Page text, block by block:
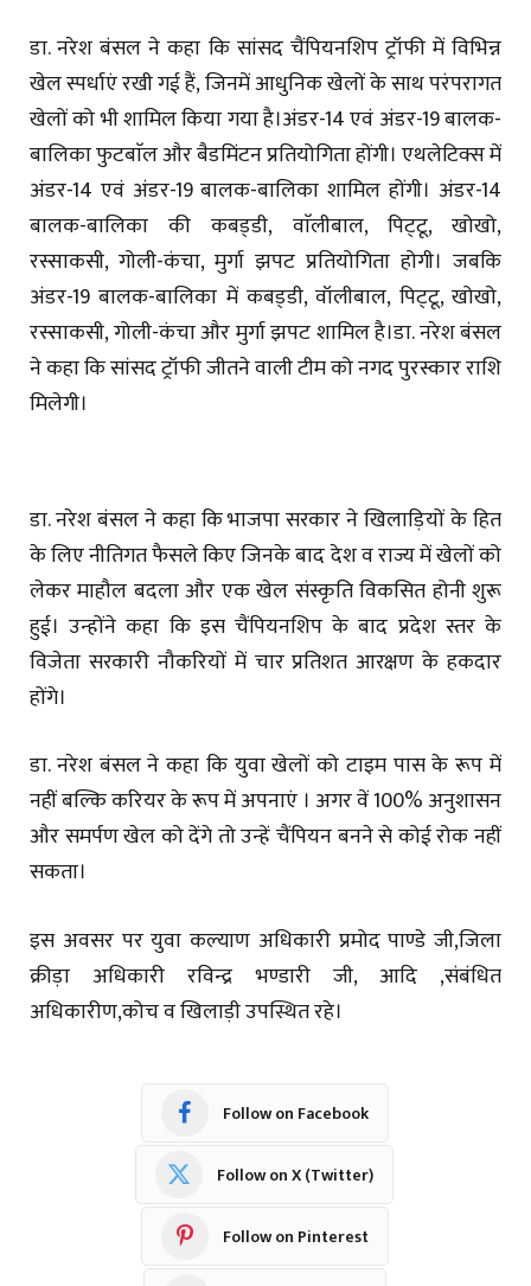
डा. नरेश बंसल ने कहा कि सांसद चैंपियनशिप ट्रॉफी में विभिन्न
खेल स्पर्धाएं रखी गई हैं, जिनमें आधुनिक खेलों के साथ परंपरागत
खेलों को भी शामिल किया गया है।अंडर-14 एवं अंडर-19 बालक-
बालिका फुटबाॅल और बैडमिंटन प्रतियोगिता होंगी। एथलेटिक्स में
अंडर-14 एवं अंडर-19 बालक-बालिका शामिल होंगी। अंडर-14
बालक-बालिका की कबड्‌डी, वाॅलीबाल, पिट्‌टू, खोखो,
रस्साकसी, गोली-कंचा, मुर्गा झपट प्रतियोगिता होगी। जबकि
अंडर-19 बालक-बालिका में कबड्‌डी, वॉलीबाल, पिट्‌टू, खोखो,
रस्साकसी, गोली-कंचा और मुर्गा झपट शामिल है।डा. नरेश बंसल
ने कहा कि सांसद ट्रॉफी जीतने वाली टीम को नगद पुरस्कार राशि
मिलेगी।
डा. नरेश बंसल ने कहा कि भाजपा सरकार ने खिलाड़ियों के हित
के लिए नीतिगत फैसले किए जिनके बाद देश व राज्य में खेलों को
लेकर माहौल बदला और एक खेल संस्कृति विकसित होनी शुरू
हुई। उन्होंने कहा कि इस चैंपियनशिप के बाद प्रदेश स्तर के
विजेता सरकारी नौकरियों में चार प्रतिशत आरक्षण के हकदार
होंगे।
डा. नरेश बंसल ने कहा कि युवा खेलों को टाइम पास के रूप में
नहीं बल्कि करियर के रूप में अपनाएं । अगर वें 100% अनुशासन
और समर्पण खेल को देंगे तो उन्हें चैंपियन बनने से कोई रोक नहीं
सकता।
इस अवसर पर युवा कल्याण अधिकारी प्रमोद पाण्डे जी,जिला
क्रीड़ा अधिकारी रविन्द्र भण्डारी जी, आदि ,संबंधित
अधिकारीण,कोच व खिलाड़ी उपस्थित रहे।
Follow on Facebook
Follow on X (Twitter)
Follow on Pinterest